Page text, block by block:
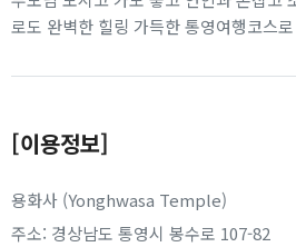
로도 완벽한 힐링 가득한 통영여행코스
[이용정보]
용화사 (Yonghwasa Temple)
주소: 경상남도 통영시 봉수로 107-82